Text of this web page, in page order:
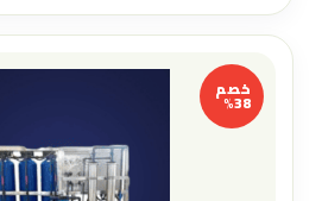
خصم
38%